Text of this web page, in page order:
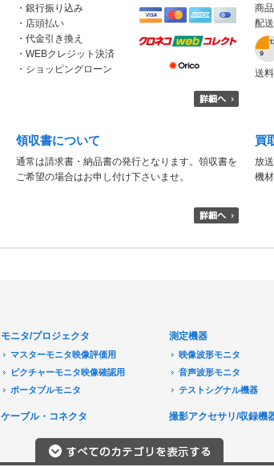
・銀行振り込み
・店頭払い
・代金引き換え
・WEBクレジット決済
・ショッピングローン
商
配
送
領収書について
通常は請求書・納品書の発行となります。領収書を
ご希望の場合はお申し付け下さいませ。
買
放
機
モニタ/プロジェクタ
マスターモニタ映像評価用
ピクチャーモニタ映像確認用
ポータブルモニタ
プロジェクタ
プロジェクタアクセサリ
測定機器
映像波形モニタ
音声波形モニタ
テストシグナル機器
レコーダ/プレーヤ
エフェクタ/コンプレッ
ケーブル・コネクタ 撮影アクセサリ/収録機